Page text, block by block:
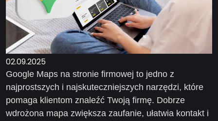
02.09.2025
Google Maps na stronie firmowej to jedno z
najprostszych i najskuteczniejszych narzędzi, które
pomaga klientom znaleźć Twoją firmę. Dobrze
wdrożona mapa zwiększa zaufanie, ułatwia kontakt i